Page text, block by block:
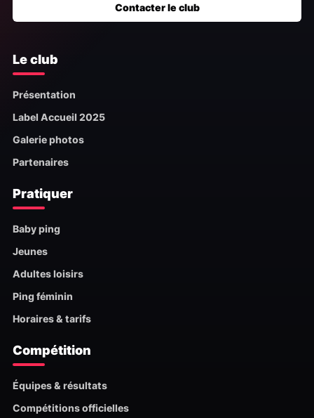
Contacter le club
Le club
Présentation
Label Accueil 2025
Galerie photos
Partenaires
Pratiquer
Baby ping
Jeunes
Adultes loisirs
Ping féminin
Horaires & tarifs
Compétition
Équipes & résultats
Compétitions officielles